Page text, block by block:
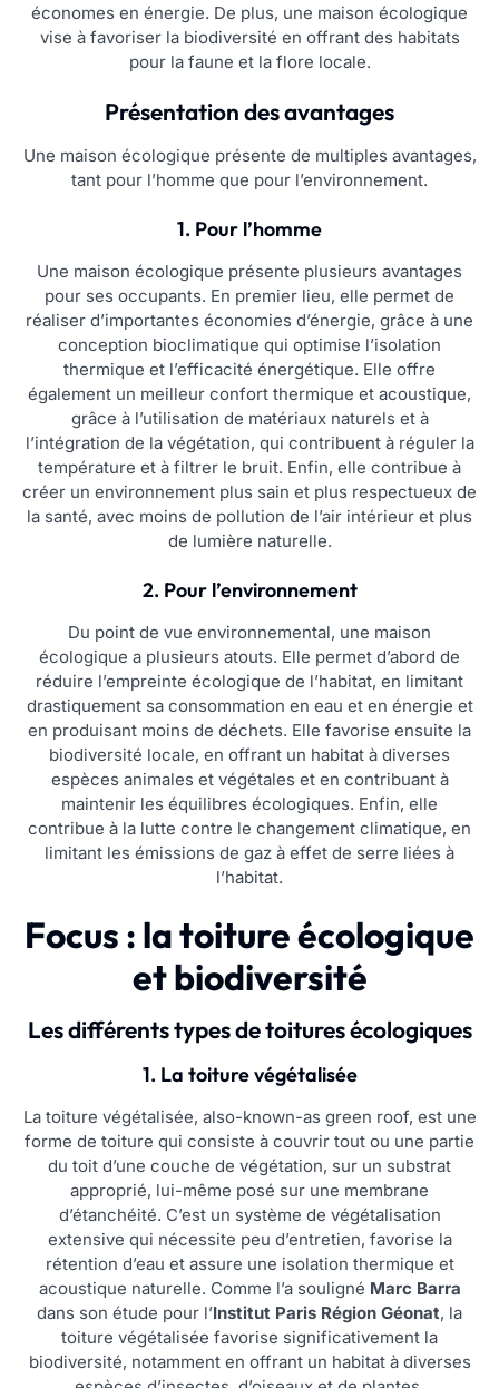
économes en énergie. De plus, une maison écologique
vise à favoriser la biodiversité en offrant des habitats
pour la faune et la flore locale.
Présentation des avantages
Une maison écologique présente de multiples avantages,
tant pour l’homme que pour l’environnement.
1. Pour l’homme
Une maison écologique présente plusieurs avantages
pour ses occupants. En premier lieu, elle permet de
réaliser d’importantes économies d’énergie, grâce à une
conception bioclimatique qui optimise l’isolation
thermique et l’efficacité énergétique. Elle offre
également un meilleur confort thermique et acoustique,
grâce à l’utilisation de matériaux naturels et à
l’intégration de la végétation, qui contribuent à réguler la
température et à filtrer le bruit. Enfin, elle contribue à
créer un environnement plus sain et plus respectueux de
la santé, avec moins de pollution de l’air intérieur et plus
de lumière naturelle.
2. Pour l’environnement
Du point de vue environnemental, une maison
écologique a plusieurs atouts. Elle permet d’abord de
réduire l’empreinte écologique de l’habitat, en limitant
drastiquement sa consommation en eau et en énergie et
en produisant moins de déchets. Elle favorise ensuite la
biodiversité locale, en offrant un habitat à diverses
espèces animales et végétales et en contribuant à
maintenir les équilibres écologiques. Enfin, elle
contribue à la lutte contre le changement climatique, en
limitant les émissions de gaz à effet de serre liées à
l’habitat.
Focus : la toiture écologique
et biodiversité
Les différents types de toitures écologiques
1. La toiture végétalisée
La toiture végétalisée, also-known-as green roof, est une
forme de toiture qui consiste à couvrir tout ou une partie
du toit d’une couche de végétation, sur un substrat
approprié, lui-même posé sur une membrane
d’étanchéité. C’est un système de végétalisation
extensive qui nécessite peu d’entretien, favorise la
rétention d’eau et assure une isolation thermique et
acoustique naturelle. Comme l’a souligné Marc Barra
dans son étude pour l’Institut Paris Région Géonat, la
toiture végétalisée favorise significativement la
biodiversité, notamment en offrant un habitat à diverses